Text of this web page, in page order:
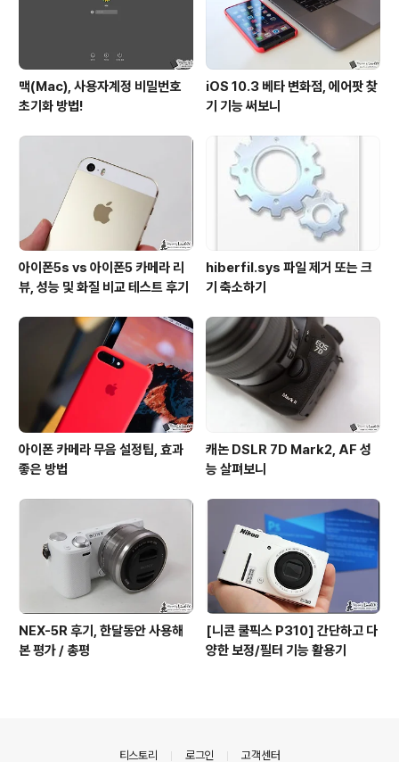
혹자는 ‘아이클라우..
맥(Mac), 사용자계정 비밀번호
초기화 방법!
iOS 10.3 베타 변화점, 에어팟 찾
기 기능 써보니
아이폰5s vs 아이폰5 카메라 리
뷰, 성능 및 화질 비교 테스트 후기
hiberfil.sys 파일 제거 또는 크
기 축소하기
아이폰 카메라 무음 설정팁, 효과
좋은 방법
캐논 DSLR 7D Mark2, AF 성
능 살펴보니
NEX-5R 후기, 한달동안 사용해
본 평가 / 총평
[니콘 쿨픽스 P310] 간단하고 다
양한 보정/필터 기능 활용기
티스토리 로그인 고객센터